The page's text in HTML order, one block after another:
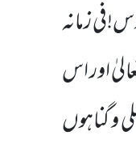
زمانہ
اور اس
و گناہوں